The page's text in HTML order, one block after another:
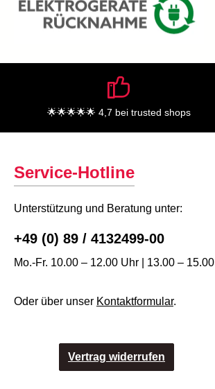
🌟🌟🌟🌟🌟 4,7 bei trusted shops
Service-Hotline
Unterstützung und Beratung unter:
+49 (0) 89 / 4132499-00
Mo.-Fr. 10.00 – 12.00 Uhr | 13.00 – 15.00
Oder über unser Kontaktformular.
Vertrag widerrufen